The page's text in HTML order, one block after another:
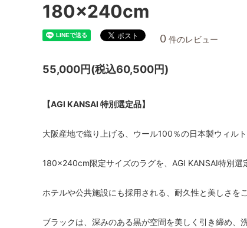
180×240cm
0 件のレビュー
55,000円(税込60,500円)
【AGI KANSAI 特別選定品】
大阪産地で織り上げる、ウール100％の日本製ウィルト
180×240cm限定サイズのラグを、AGI KANSAI特別選
ホテルや公共施設にも採用される、耐久性と美しさを
ブラックは、深みのある黒が空間を美しく引き締め、